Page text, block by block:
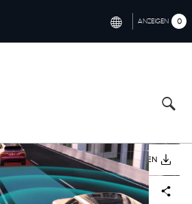
FRANCE (FRANÇAIS)
SPAIN (ESPAÑOL)
ANZEIGEN 0
HERUNTERLADEN
Facebook
X LinkedInShare